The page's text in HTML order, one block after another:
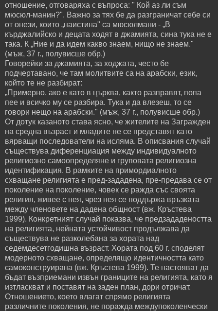
отношение, отговаряха с въпроса: " Кой аз ли съм
мюсюл-манин?". Важно за тях бе да разграничат себе си
от онези, които „наистина" са мюсюлмани - „В
кърджалийско и децата ходят в джамията, сина тука не е
така. К „Ние и да идем какво знаем, нищо не знаем."
(мъж, 37 г., полувисше обр.)
Говорейки за джамията, за ходжата, често бе
подчертавано, че там молитвите са на арабски, език,
който те не разбират:
„Примерно, ако е като в църква, както разправят, попа
пее и всичко му се разбира. Тука и да влезеш, то се
говори нещо на арабски." (мъж, 37 г., полувисше обр.)
От дотук казаното става ясно, че жителите на Загражден
на средна възраст и младите не се представят като
вярващи последователи на исляма. В описвания случай
съществува диференциация между индивидуалното
религиозно самоопределяне и груповата религиозна
идентификация. В рамките на примордиалното
схващане религията е пред-зададена, пре-предава се от
поколение на поколение, човек се ражда със своята
религия, живее с нея, чрез нея се поддържа връзката
между членовете на дадена общност (вж. Кръстева
1999). Конкретният случай показва, че предзададеността
на религията, нейната устойчивост продължава да
съществува не разколебана за хората над
седемдесетгодишна възраст. Хората под 60 г. споделят
модерното схващане, определящо идентичността като
самоконструирана (вж. Кръстева 1999). Те настояват да
бъдат възприемани извън границите на религията, като я
изтласкват и поставят на заден план, дори отричат.
Отношението, което влагат спрямо религията
различните поколения, не поражда междупоколенчески